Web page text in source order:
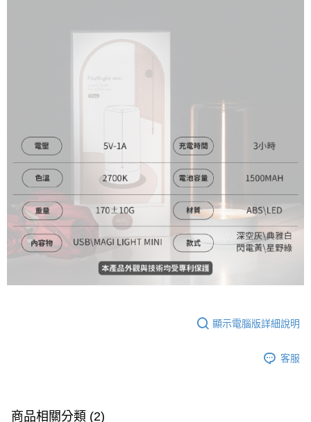
顯示電腦版詳細說明
客服
商品相關分類 (2)